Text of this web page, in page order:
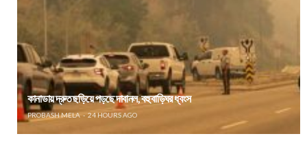
কানাডায় দ্রুত ছড়িয়ে পড়ছে দাবানল, বহু বাড়িঘর ধ্বংস
PROBASH MELA 24 HOURS AGO